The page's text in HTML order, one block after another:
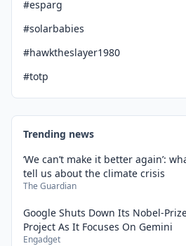
#esparg
#solarbabies
#hawktheslayer1980
#totp
Trending news
‘We can’t make it better again’:
tell us about the climate crisis
The Guardian
Google Shuts Down Its Nobel-
Project As It Focuses On Gemini
Engadget